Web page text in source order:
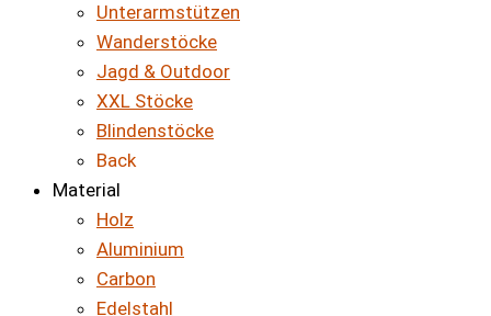
Unterarmstützen
Wanderstöcke
Jagd & Outdoor
XXL Stöcke
Blindenstöcke
Back
Material
Holz
Aluminium
Carbon
Edelstahl